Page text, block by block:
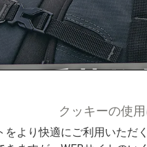
手荷物
荷物 ドイツ空港出発時
クッキーの使
をより快適にご利用いた